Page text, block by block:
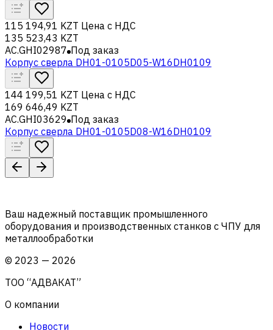
115 194,91 KZT Цена с НДС
135 523,43 KZT
AC.GHI02987 Под заказ
Корпус сверла DH01-0105D05-W16DH0109
144 199,51 KZT Цена с НДС
169 646,49 KZT
AC.GHI03629 Под заказ
Корпус сверла DH01-0105D08-W16DH0109
Ваш надежный поставщик промышленного
оборудования и производственных станков с ЧПУ для
металлообработки
© 2023 — 2026
ТОО “АДВАКАТ”
О компании
Новости